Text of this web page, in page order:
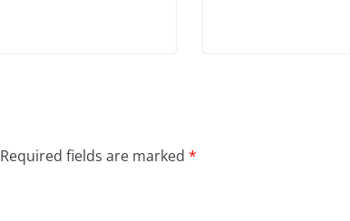
Required fields are marked *